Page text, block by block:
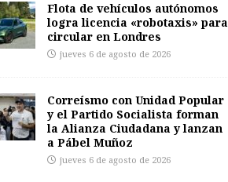
Flota de vehículos autónomos
logra licencia «robotaxis» para
circular en Londres
jueves 6 de agosto de 2026
Correísmo con Unidad Popular
y el Partido Socialista forman
la Alianza Ciudadana y lanzan
a Pábel Muñoz
jueves 6 de agosto de 2026